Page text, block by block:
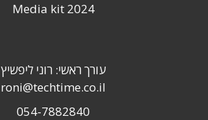
Media kit 2024
עורך ראשי: רוני ליפשיץ
roni@techtime.co.il
054-7882840